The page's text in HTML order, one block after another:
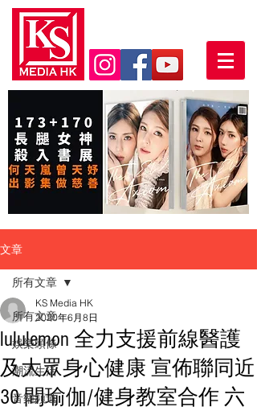
文章
所有文章
娛樂頭條
潮流生活
音樂頻道
所有文章
lululemon 全力支援前線醫護
及大眾身心健康 宣佈聯同近
30 間瑜伽/健身教室合作 六
KS Media HK
2020年6月8日